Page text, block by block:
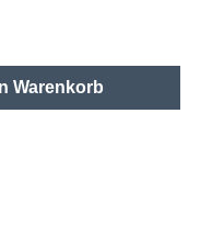
Warenkorb